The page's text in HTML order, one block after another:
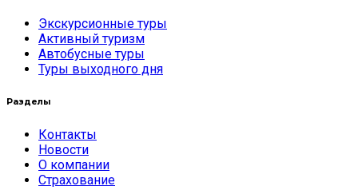
Экскурсионные туры
Активный туризм
Автобусные туры
Туры выходного дня
Разделы
Контакты
Новости
О компании
Страхование